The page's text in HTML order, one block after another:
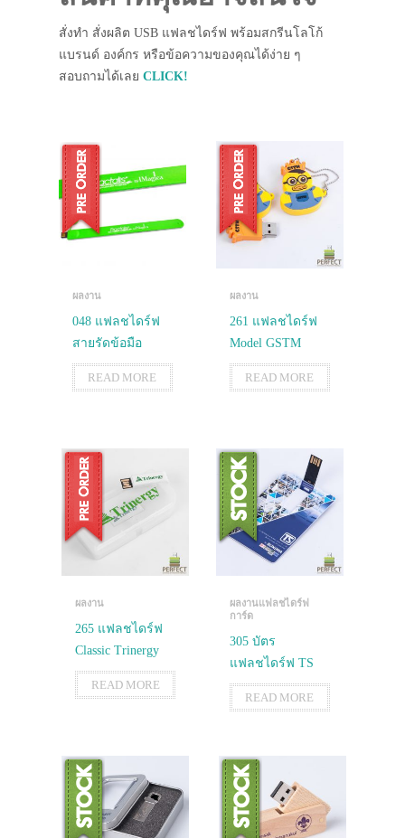
สั่งทำ สั่งผลิต USB แฟลชไดร์ฟ พร้อมสกรีนโลโก้
แบรนด์ องค์กร หรือข้อความของคุณได้ง่าย ๆ
สอบถามได้เลย CLICK!
ผลงาน
048 แฟลชไดร์ฟ
สายรัดข้อมือ
READ MORE
ผลงาน
261 แฟลชไดร์ฟ
Model GSTM
READ MORE
ผลงาน
265 แฟลชไดร์ฟ
Classic Trinergy
READ MORE
ผลงานแฟลชไดร์ฟ
การ์ด
305 บัตร
แฟลชไดร์ฟ TS
READ MORE